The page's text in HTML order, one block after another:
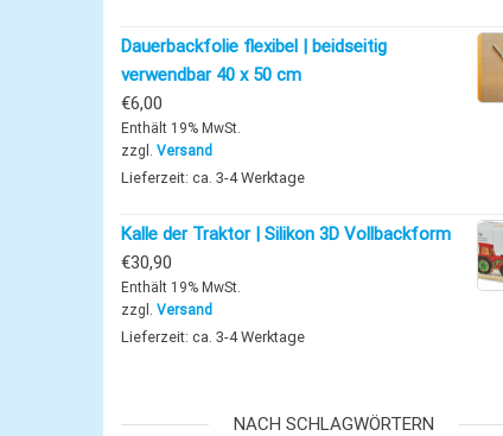
Dauerbackfolie flexibel | beidseitig
verwendbar 40 x 50 cm
€6,00
Enthält 19% MwSt.
zzgl. Versand
Lieferzeit: ca. 3-4 Werktage
Kalle der Traktor | Silikon 3D Vollbackform
€30,90
Enthält 19% MwSt.
zzgl. Versand
Lieferzeit: ca. 3-4 Werktage
NACH SCHLAGWÖRTERN